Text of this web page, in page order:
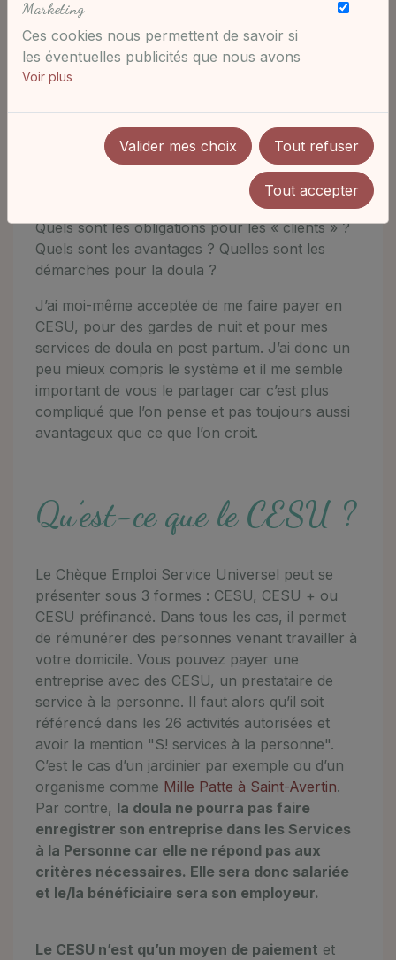
d’enfants, le ménage, le jardinage, l’aide à la
personne… Et beaucoup de doulas peuvent
proposer leurs services avec une rémunération
CESU. Mais qu’est ce que le CESU exactement ?
Quels sont les obligations pour les « clients » ?
Quels sont les avantages ? Quelles sont les
démarches pour la doula ?
J’ai moi-même acceptée de me faire payer en
CESU, pour des gardes de nuit et pour mes
services de doula en post partum. J’ai donc un
peu mieux compris le système et il me semble
important de vous le partager car c’est plus
compliqué que l’on pense et pas toujours aussi
avantageux que ce que l’on croit.
Qu’est-ce que le CESU ?
Le Chèque Emploi Service Universel peut se
présenter sous 3 formes : CESU, CESU + ou
CESU préfinancé. Dans tous les cas, il permet
de rémunérer des personnes venant travailler à
votre domicile. Vous pouvez payer une
entreprise avec des CESU, un prestataire de
service à la personne. Il faut alors qu’il soit
référencé dans les 26 activités autorisées et
avoir la mention "S! services à la personne".
C’est le cas d’un jardinier par exemple ou d’un
organisme comme Mille Patte à Saint-Avertin.
Par contre, la doula ne pourra pas faire
enregistrer son entreprise dans les Services
à la Personne car elle ne répond pas aux
critères nécessaires. Elle sera donc salariée
et le/la bénéficiaire sera son employeur.
Le CESU n’est qu’un moyen de paiement et
essentiels pour nous afin de vous offrir la
meilleure expérience possible.
Marketing
Ces cookies nous permettent de savoir si
les éventuelles publicités que nous avons
pu vous proposer ont été pertinentes.
Voir plus
Valider mes choix Tout refuser
Tout accepter